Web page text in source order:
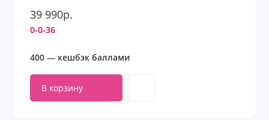
39 990р.
0-0-36
400 — кешбэк баллами
В корзину